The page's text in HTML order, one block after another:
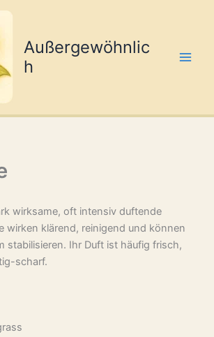
Außergewöhnlic
h
wirksame, oft intensiv duftende
wirken klärend, reinigend und können
stabilisieren. Ihr Duft ist häufig frisch,
scharf.